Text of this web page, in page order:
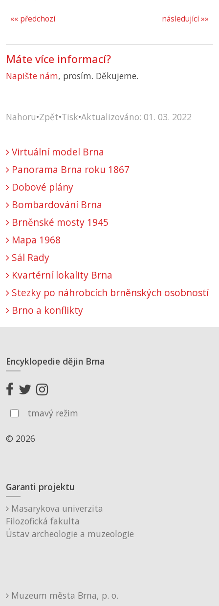
následující »»
«« předchozí
Máte více informací?
Napište nám, prosím. Děkujeme.
Nahoru•Zpět•Tisk•Aktualizováno: 01. 03. 2022
Virtuální model Brna
Panorama Brna roku 1867
Dobové plány
Bombardování Brna
Brněnské mosty 1945
Mapa 1968
Sál Rady
Kvartérní lokality Brna
Stezky po náhrobcích brněnských osobností
Brno a konflikty
Encyklopedie dějin Brna
tmavý režim
© 2026
Garanti projektu
Masarykova univerzita
Filozofická fakulta
Ústav archeologie a muzeologie
Muzeum města Brna, p. o.